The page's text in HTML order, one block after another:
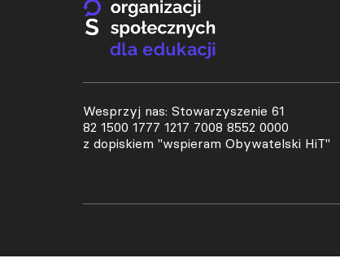
Wesprzyj nas: Stowarzyszenie 61
82 1500 1777 1217 7008 8552 0000
z dopiskiem "wspieram Obywatelski HiT"